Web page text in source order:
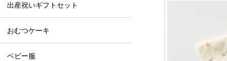
出産祝いギフトセット
おむつケーキ
ベビー服